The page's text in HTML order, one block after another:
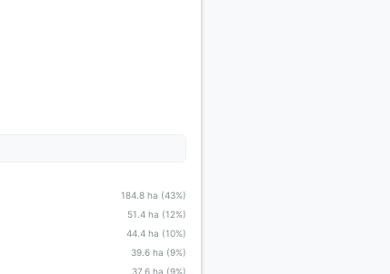
184.8 ha (43%)
51.4 ha (12%)
44.4 ha (10%)
39.6 ha (9%)
37.6 ha (9%)